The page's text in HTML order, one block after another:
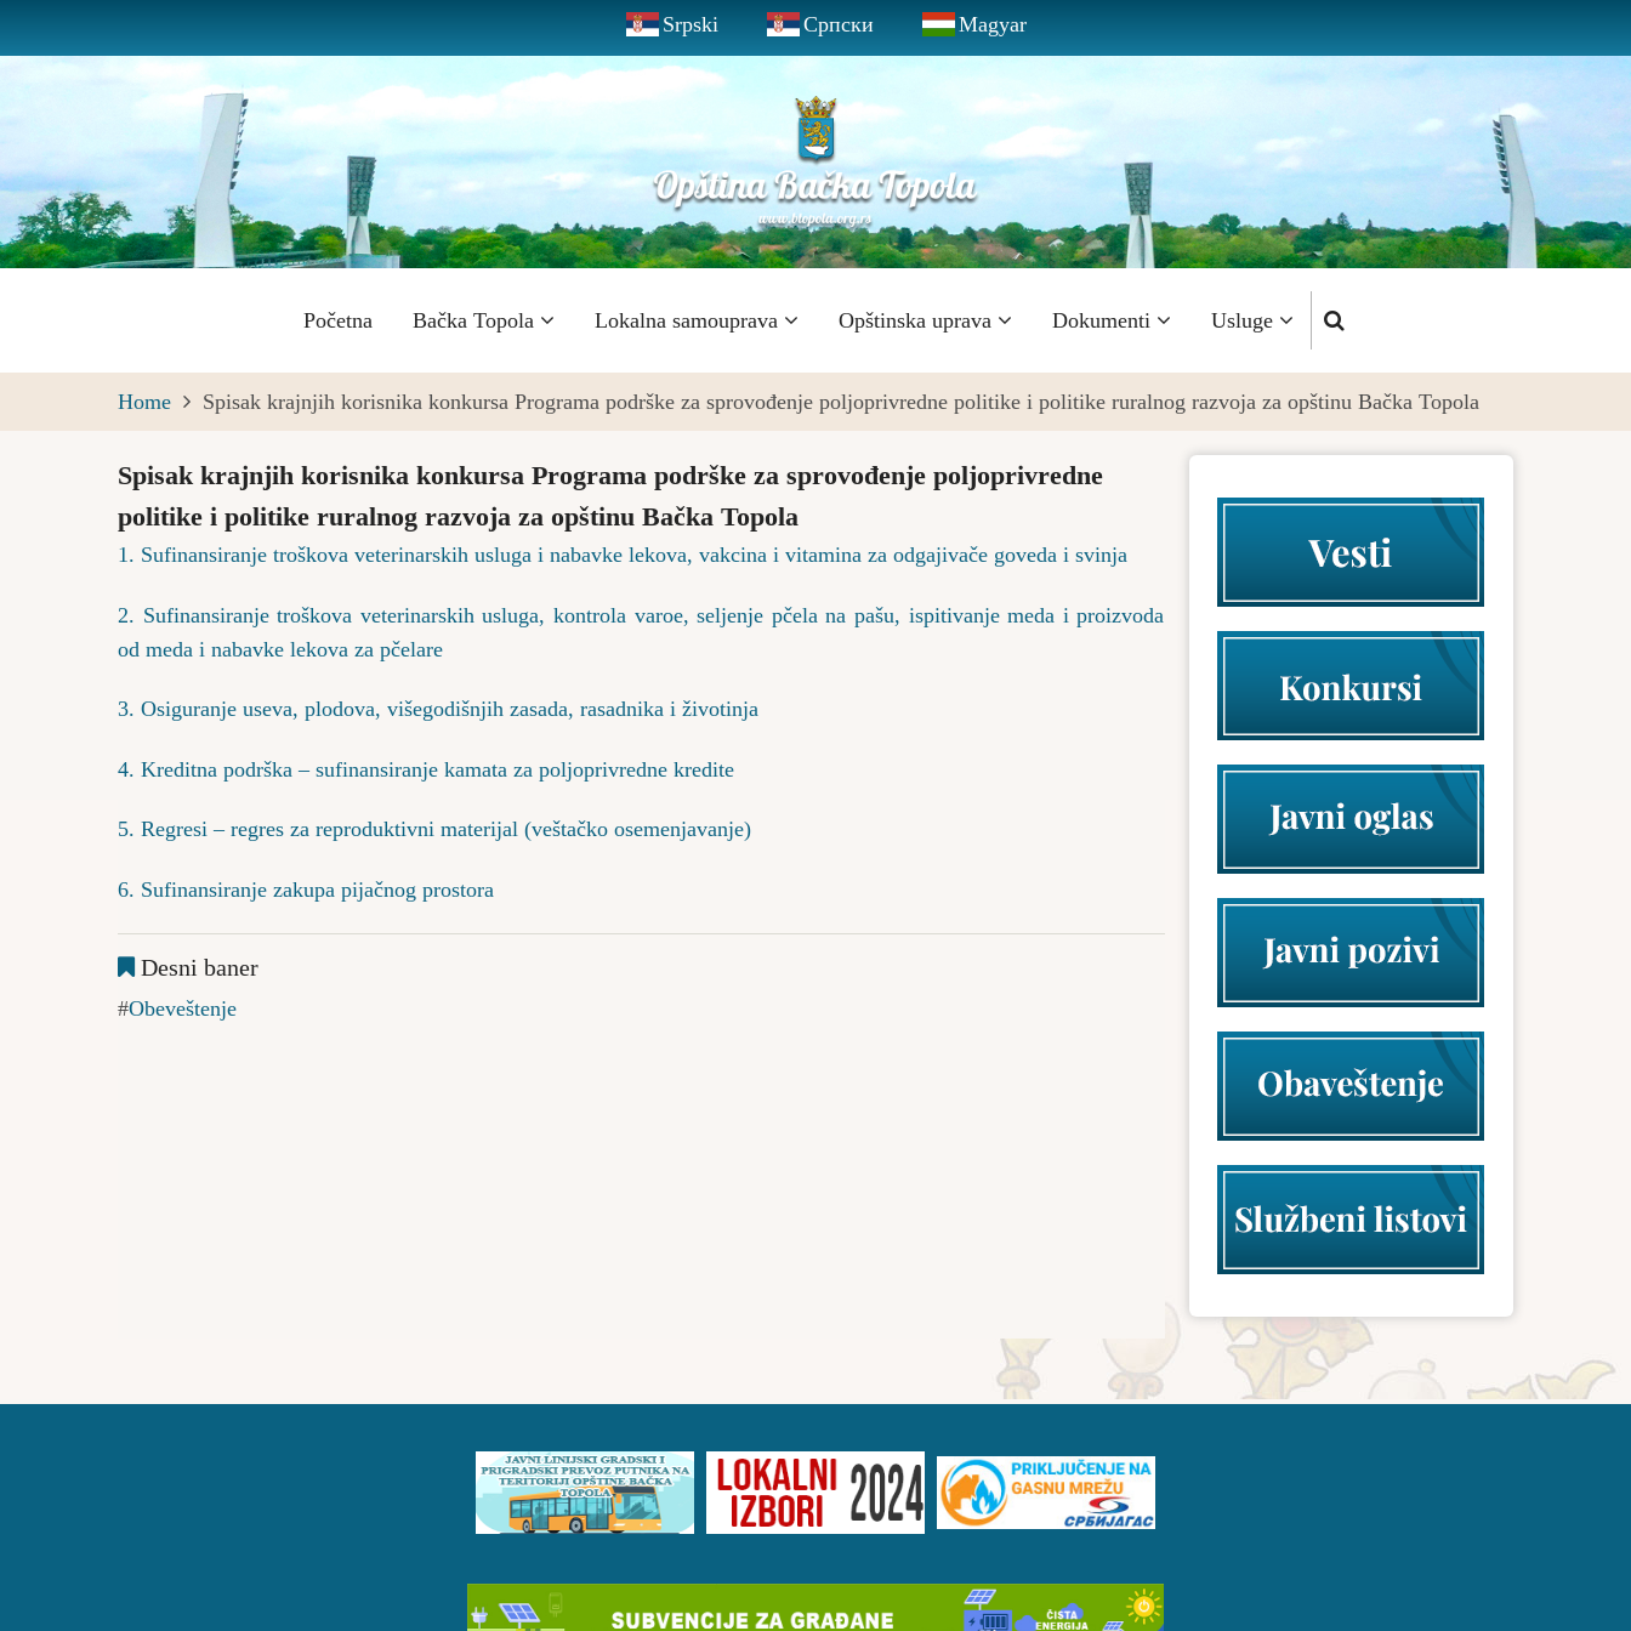
to
main
content
Srpski Српски Magyar
Main
navigation
Početna Bačka Topola Lokalna samouprava Opštinska uprava Dokumenti Usluge
Home Spisak krajnjih korisnika konkursa Programa podrške za sprovođenje poljoprivredne politike i politike ruralnog razvoja za opštinu Bačka Topola
Spisak krajnjih korisnika konkursa Programa podrške za sprovođenje poljoprivredne
politike i politike ruralnog razvoja za opštinu Bačka Topola
1. Sufinansiranje troškova veterinarskih usluga i nabavke lekova, vakcina i vitamina za odgajivače goveda i svinja
2. Sufinansiranje troškova veterinarskih usluga, kontrola varoe, seljenje pčela na pašu, ispitivanje meda i proizvoda
od meda i nabavke lekova za pčelare
3. Osiguranje useva, plodova, višegodišnjih zasada, rasadnika i životinja
4. Kreditna podrška – sufinansiranje kamata za poljoprivredne kredite
5. Regresi – regres za reproduktivni materijal (veštačko osemenjavanje)
6. Sufinansiranje zakupa pijačnog prostora
Desni baner
Obeveštenje